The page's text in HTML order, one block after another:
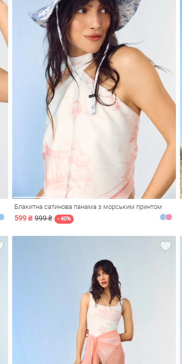
Блакитна сатинова панама з морським принтом
599 ₴ 999 ₴ - 40%